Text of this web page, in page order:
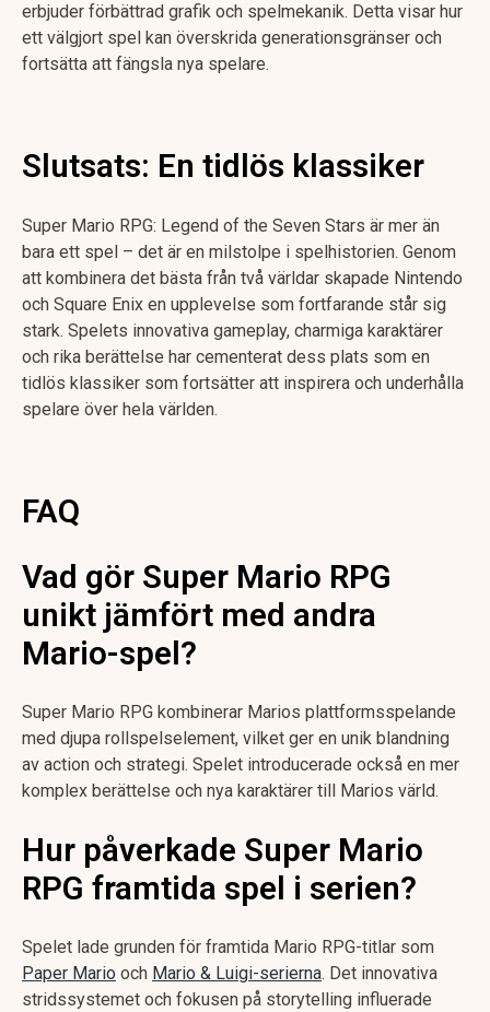
erbjuder förbättrad grafik och spelmekanik. Detta visar hur
ett välgjort spel kan överskrida generationsgränser och
fortsätta att fängsla nya spelare.
Slutsats: En tidlös klassiker
Super Mario RPG: Legend of the Seven Stars är mer än
bara ett spel – det är en milstolpe i spelhistorien. Genom
att kombinera det bästa från två världar skapade Nintendo
och Square Enix en upplevelse som fortfarande står sig
stark. Spelets innovativa gameplay, charmiga karaktärer
och rika berättelse har cementerat dess plats som en
tidlös klassiker som fortsätter att inspirera och underhålla
spelare över hela världen.
FAQ
Vad gör Super Mario RPG
unikt jämfört med andra
Mario-spel?
Super Mario RPG kombinerar Marios plattformsspelande
med djupa rollspelselement, vilket ger en unik blandning
av action och strategi. Spelet introducerade också en mer
komplex berättelse och nya karaktärer till Marios värld.
Hur påverkade Super Mario
RPG framtida spel i serien?
Spelet lade grunden för framtida Mario RPG-titlar som
Paper Mario och Mario & Luigi-serierna. Det innovativa
stridssystemet och fokusen på storytelling influerade